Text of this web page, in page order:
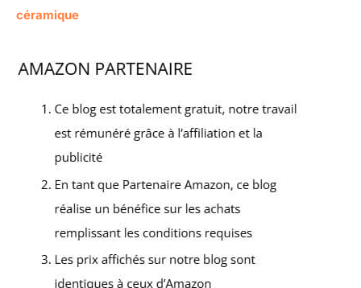
céramique